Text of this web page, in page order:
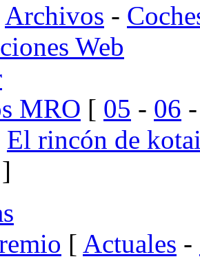
Archivos -
Web
MRO [ 05 - 06
El rincón de
]
[ Actuales -